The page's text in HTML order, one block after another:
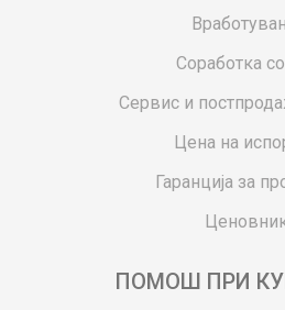
Соработка
Сервис и
Цена на
Гаранција за
ПОМОШ ПРИ